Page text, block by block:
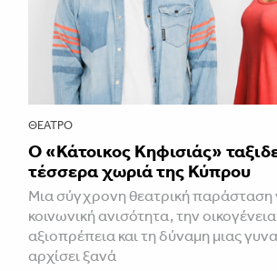
ΘΈΑΤΡΟ
Ο «Κάτοικος Κηφισιάς»
τέσσερα χωριά της Κύπρου
Μια σύγχρονη θεατρική παράσταση
κοινωνική ανισότητα, την
αξιοπρέπεια και τη δύναμη μιας
αρχίσει ξανά